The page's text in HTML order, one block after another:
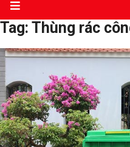
Tag: Thùng rác